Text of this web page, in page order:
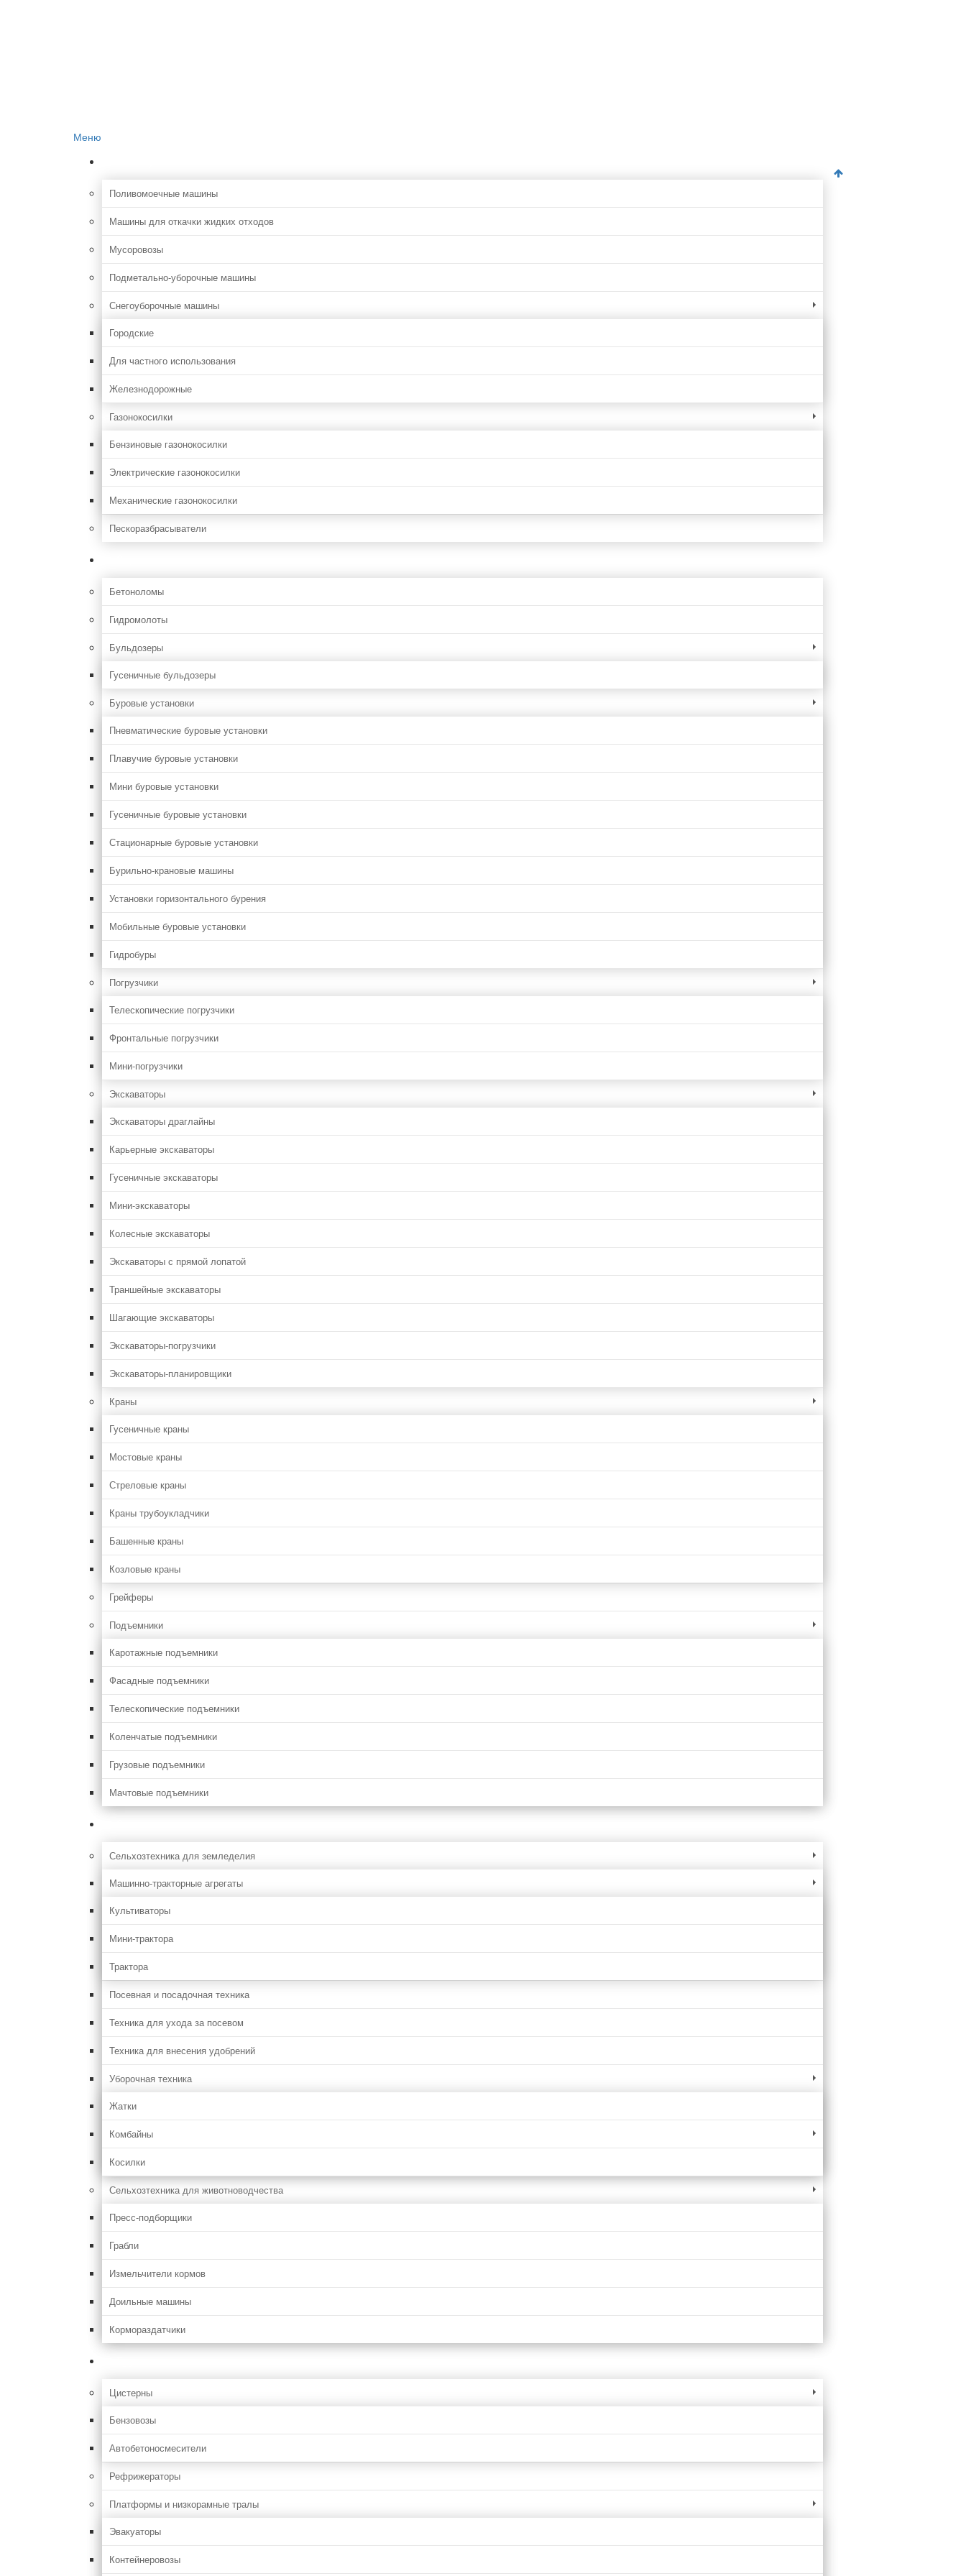
Меню
Поливомоечные машины
Машины для откачки жидких отходов
Мусоровозы
Подметально-уборочные машины
Снегоуборочные машины
Городские
Для частного использования
Железнодорожные
Газонокосилки
Бензиновые газонокосилки
Электрические газонокосилки
Механические газонокосилки
Пескоразбрасыватели
Бетоноломы
Гидромолоты
Бульдозеры
Гусеничные бульдозеры
Буровые установки
Пневматические буровые установки
Плавучие буровые установки
Мини буровые установки
Гусеничные буровые установки
Стационарные буровые установки
Бурильно-крановые машины
Установки горизонтального бурения
Мобильные буровые установки
Гидробуры
Погрузчики
Телескопические погрузчики
Фронтальные погрузчики
Мини-погрузчики
Экскаваторы
Экскаваторы драглайны
Карьерные экскаваторы
Гусеничные экскаваторы
Мини-экскаваторы
Колесные экскаваторы
Экскаваторы с прямой лопатой
Траншейные экскаваторы
Шагающие экскаваторы
Экскаваторы-погрузчики
Экскаваторы-планировщики
Краны
Гусеничные краны
Мостовые краны
Стреловые краны
Краны трубоукладчики
Башенные краны
Козловые краны
Грейферы
Подъемники
Каротажные подъемники
Фасадные подъемники
Телескопические подъемники
Коленчатые подъемники
Грузовые подъемники
Мачтовые подъемники
Сельхозтехника для земледелия
Машинно-тракторные агрегаты
Культиваторы
Мини-трактора
Трактора
Посевная и посадочная техника
Техника для ухода за посевом
Техника для внесения удобрений
Уборочная техника
Жатки
Комбайны
Косилки
Сельхозтехника для животноводчества
Пресс-подборщики
Грабли
Измельчители кормов
Доильные машины
Кормораздатчики
Цистерны
Бензовозы
Автобетоносмесители
Рефрижераторы
Платформы и низкорамные тралы
Эвакуаторы
Контейнеровозы